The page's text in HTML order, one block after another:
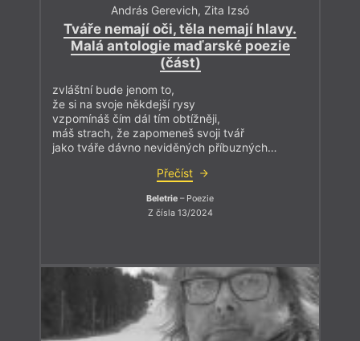
András Gerevich, Zita Izsó
Tváře nemají oči, těla nemají hlavy.
Malá antologie maďarské poezie
(část)
zvláštní bude jenom to,
že si na svoje někdejší rysy
vzpomínáš čím dál tím obtížněji,
máš strach, že zapomeneš svoji tvář
jako tváře dávno neviděných příbuzných…
Přečíst
Beletrie – Poezie
Z čísla 13/2024